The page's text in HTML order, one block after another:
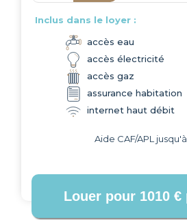
Inclus dans le loyer :
accès eau
accès électricité
accès gaz
assurance habitation
internet haut débit
Aide CAF/APL jusqu'à